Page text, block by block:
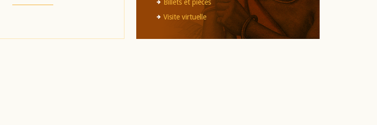
Billets et pièces
Visite virtuelle